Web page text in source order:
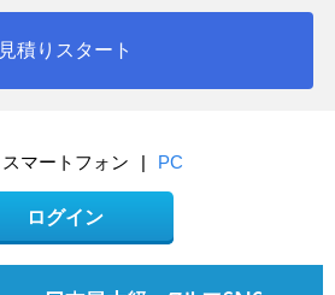
見積りスタート
スマートフォン | PC
ログイン